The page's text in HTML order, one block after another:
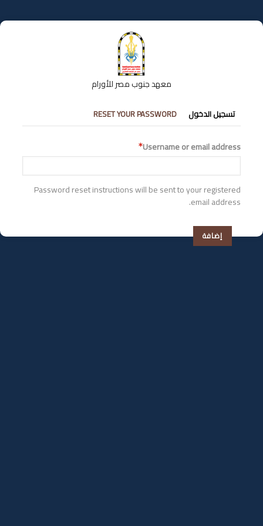
إلى
المحتوى
معهد جنوب مصر للأورام
التبويبات
الأساسية
تسجيل الدخول RESET YOUR PASSWORD
Username or email address
Password reset instructions will be sent to your registered
email address.